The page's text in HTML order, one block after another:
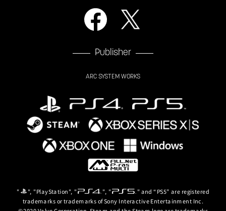
Publisher
ARC SYSTEM WORKS
" ", "PlayStation", " ", " " and “PS5” are registered
trademarks or trademarks of Sony Interactive Entertainment Inc.